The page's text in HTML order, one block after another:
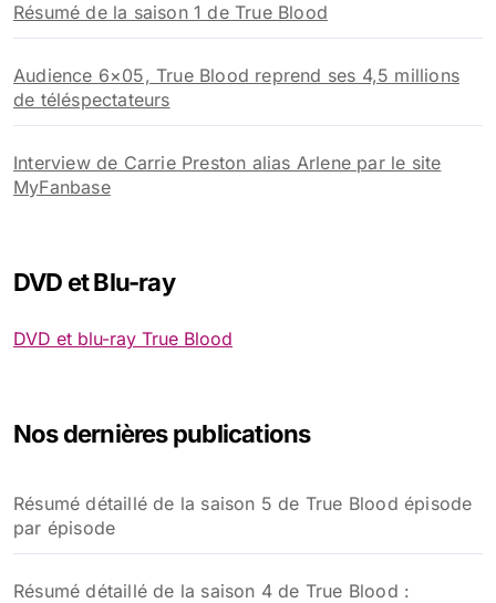
Résumé de la saison 1 de True Blood
Audience 6×05, True Blood reprend ses 4,5 millions
de téléspectateurs
Interview de Carrie Preston alias Arlene par le site
MyFanbase
DVD et Blu-ray
DVD et blu-ray True Blood
Nos dernières publications
Résumé détaillé de la saison 5 de True Blood épisode
par épisode
Résumé détaillé de la saison 4 de True Blood :